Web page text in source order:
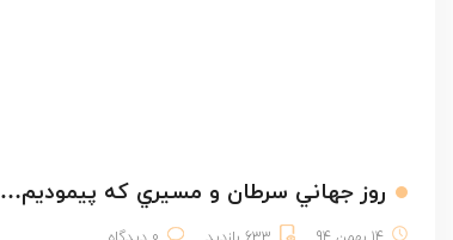
روز جهاني سرطان و مسيري كه پيموديم…